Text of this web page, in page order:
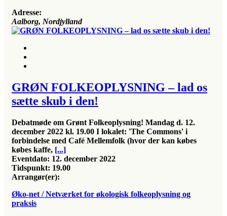
Adresse:
Aalborg, Nordjylland
GRØN FOLKEOPLYSNING – lad os
sætte skub i den!
Debatmøde om Grønt Folkeoplysning! Mandag d. 12.
december 2022 kl. 19.00 I lokalet: 'The Commons' i
forbindelse med Café Mellemfolk (hvor der kan købes
købes kaffe, [...]
Eventdato: 12. december 2022
Tidspunkt: 19.00
Arrangør(er):
Øko-net / Netværket for økologisk folkeoplysning og
praksis